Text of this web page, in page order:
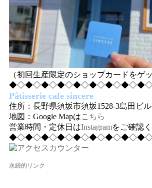
（初回生産限定のショップカードをゲ
Pâtisserie cafe sincere
住所：長野県須坂市須坂1528-3島田ビ
地図：Google Mapはこちら
営業時間・定休日はInstagramをご確認
永続的リンク